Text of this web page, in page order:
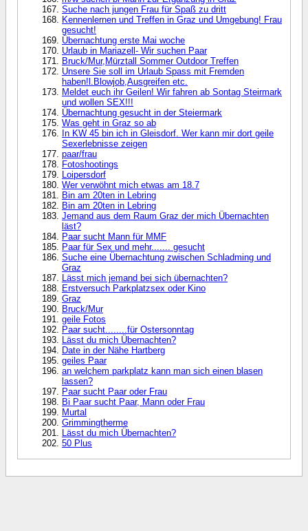
Suche nach jungen Frau für Spaß zu dritt
Kennenlernen und Treffen in Graz und Umgebung! Frau
gesucht!
Übernachtung erste Mai woche
Urlaub in Mariazell- Wir suchen Paar
Bruck/Mur,Mürztall Sommer Outdoor Treffen
Unsere Sie soll im Urlaub Spass mit Fremden
haben!l.Blowjob,Ausgreifen etc.
Meldet euch ihr Geilen! Wir fahren ab Sontag Steirmark
und wollen SEX!!!
Übernachtung gesucht in der Steiermark
Was geht in Graz so ab
In KW 45 bin ich in Gleisdorf. Wer kann mir dort geile
Sexerlebnisse zeigen
paar/frau
Fotoshootings
Loipersdorf
Wer verwöhnt mich etwas am 18.7
Bin am 20ten in Lebring
Bin am 20ten in Lebring
Jemand aus dem Raum Graz der mich Übernachten
läst?
Paar sucht Mann für MMF
Paar für Sex und mehr....... gesucht
Suche eine Übernachtung zwischen Schladming und
Graz
Lässt mich jemand bei sich übernachten?
Erstversuch Parkplatzsex oder Kino
Graz
Bruck/Mur
geile Fotos
Paar sucht........für Ostersonntag
Lässt du mich Übernachten?
Date in der Nähe Hartberg
geiles Paar
an welchem parkplatz kann man sich einen blasen
lassen?
Paar sucht Paar oder Frau
Bi Paar sucht Paar, Mann oder Frau
Murtal
Grimmingtherme
Lässt du mich Übernachten?
50 Plus